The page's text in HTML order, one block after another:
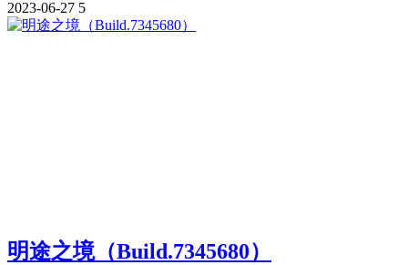
2023-06-27 5
明途之境（Build.7345680）